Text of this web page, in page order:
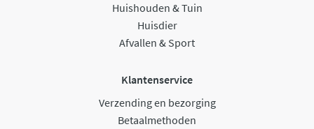
Huishouden & Tuin
Huisdier
Afvallen & Sport
Klantenservice
Verzending en bezorging
Betaalmethoden